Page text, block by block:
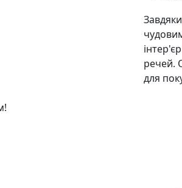
речей.
для